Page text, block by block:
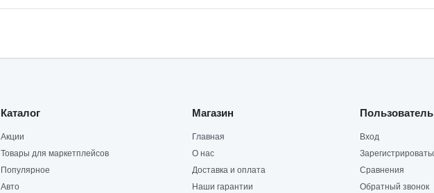
Каталог
Акции
Товары для маркетплейсов
Популярное
Авто
Магазин
Главная
О нас
Доставка и оплата
Наши гарантии
Пользователь
Вход
Сравнения
Обратный звонок